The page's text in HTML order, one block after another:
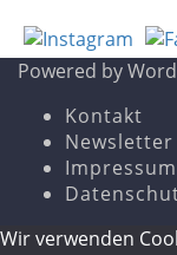
Powered by
Kontakt
Newsletter
Impressum
Wir verwenden